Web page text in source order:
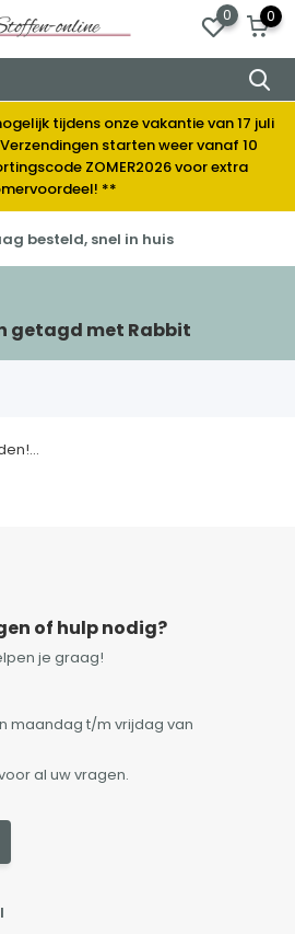
0 0
tijdens onze vakantie van 17 juli
starten weer vanaf 10
ZOMER2026 voor extra
**
besteld, snel in huis
getagd met Rabbit
of hulp nodig?
je graag!
maandag t/m vrijdag van
al uw vragen.